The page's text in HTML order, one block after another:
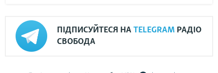
ПІДПИСУЙТЕСЯ НА TELEGRAM РАДІО
СВОБОДА